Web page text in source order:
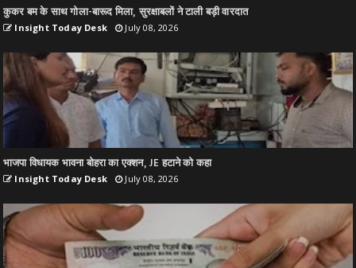
कुकर बम के साथ गोला-बारूद मिला, सुरक्षाबलों ने टाली बड़ी वारदात
Insight Today Desk July 08, 2026
भाजपा विधायक भावना बोहरा का एक्शन, JE हटाने को कहा
Insight Today Desk July 08, 2026